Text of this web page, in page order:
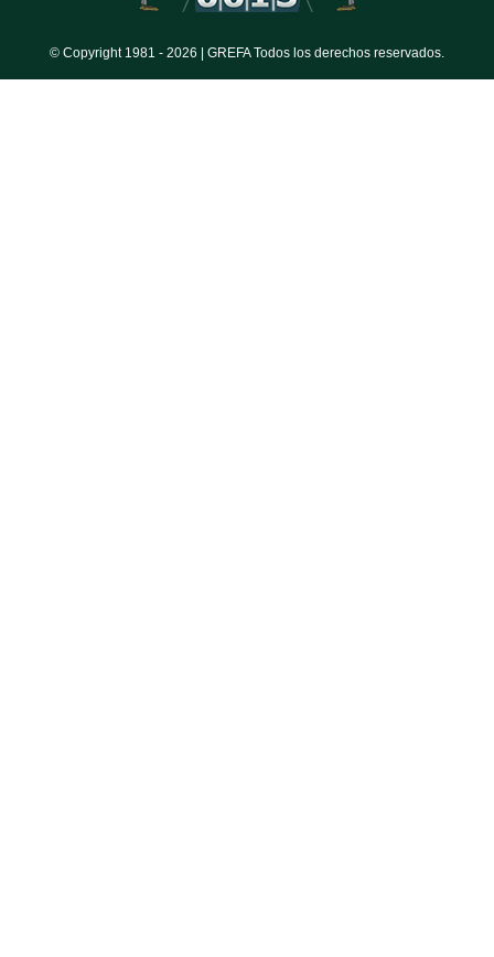
© Copyright 1981 - 2026 | GREFA Todos los derechos reservados.